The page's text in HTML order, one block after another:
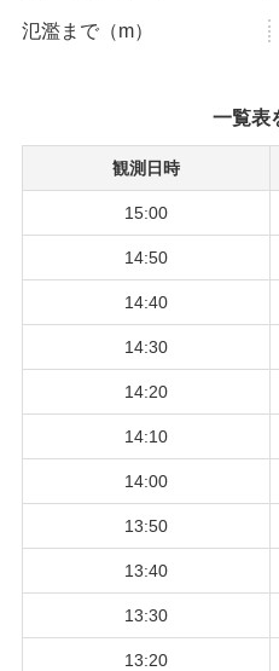
氾濫まで（m）
一覧表
観測日時
15:00
14:50
14:40
14:30
14:20
14:10
14:00
13:50
13:40
13:30
13:20